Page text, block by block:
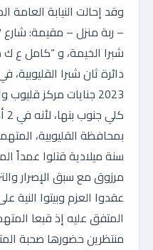
بمحافظة القليوبية،
سنة ميلادية قتلوا عمداً
مرزوق مع سبق الإصرار
عقدوا العزم وبيتوا
المتفق عليه إذ قبعا
منتظرين حضورها صحبة